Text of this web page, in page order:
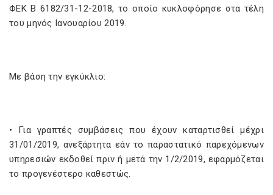
ΦΕΚ Β 6182/31-12-2018, το οποίο κυκλοφόρησε στα τέλη
του μηνός Ιανουαρίου 2019.
Με βάση την εγκύκλιο:
• Για γραπτές συμβάσεις που έχουν καταρτισθεί μέχρι
31/01/2019, ανεξάρτητα εάν το παραστατικό παρεχόμενων
υπηρεσιών εκδοθεί πριν ή μετά την 1/2/2019, εφαρμόζεται
το προγενέστερο καθεστώς.